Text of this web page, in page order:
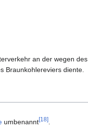
an der wegen des
Braunkohlereviers diente.
umbenannt[18]